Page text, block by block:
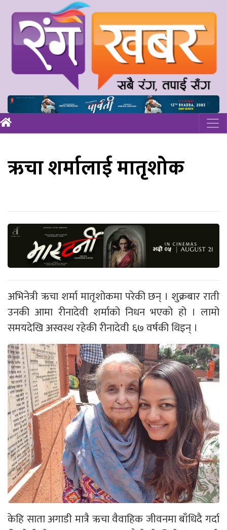
ऋचा शर्मालाई मातृशोक
अभिनेत्री ऋचा शर्मा मातृशोकमा परेकी छन् । शुक्रबार राती
उनकी आमा रीनादेवी शर्माको निधन भएको हो । लामो
समयदेखि अस्वस्थ रहेकी रीनादेवी ६७ वर्षकी थिइन् ।
केहि साता अगाडी मात्रै ऋचा वैवाहिक जीवनमा बाँधिदै गर्दा